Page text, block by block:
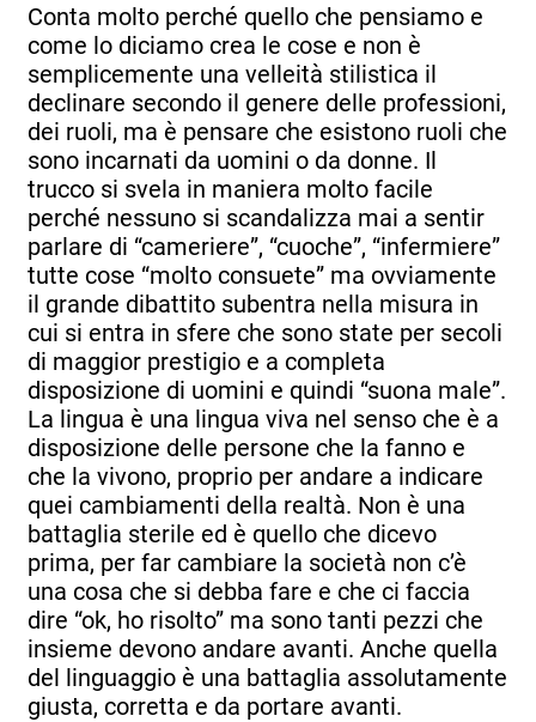
Conta molto perché quello che pensiamo e
come lo diciamo crea le cose e non è
semplicemente una velleità stilistica il
declinare secondo il genere delle professioni,
dei ruoli, ma è pensare che esistono ruoli che
sono incarnati da uomini o da donne. Il
trucco si svela in maniera molto facile
perché nessuno si scandalizza mai a sentir
parlare di “cameriere”, “cuoche”, “infermiere”
tutte cose “molto consuete” ma ovviamente
il grande dibattito subentra nella misura in
cui si entra in sfere che sono state per secoli
di maggior prestigio e a completa
disposizione di uomini e quindi “suona male”.
La lingua è una lingua viva nel senso che è a
disposizione delle persone che la fanno e
che la vivono, proprio per andare a indicare
quei cambiamenti della realtà. Non è una
battaglia sterile ed è quello che dicevo
prima, per far cambiare la società non c’è
una cosa che si debba fare e che ci faccia
dire “ok, ho risolto” ma sono tanti pezzi che
insieme devono andare avanti. Anche quella
del linguaggio è una battaglia assolutamente
giusta, corretta e da portare avanti.